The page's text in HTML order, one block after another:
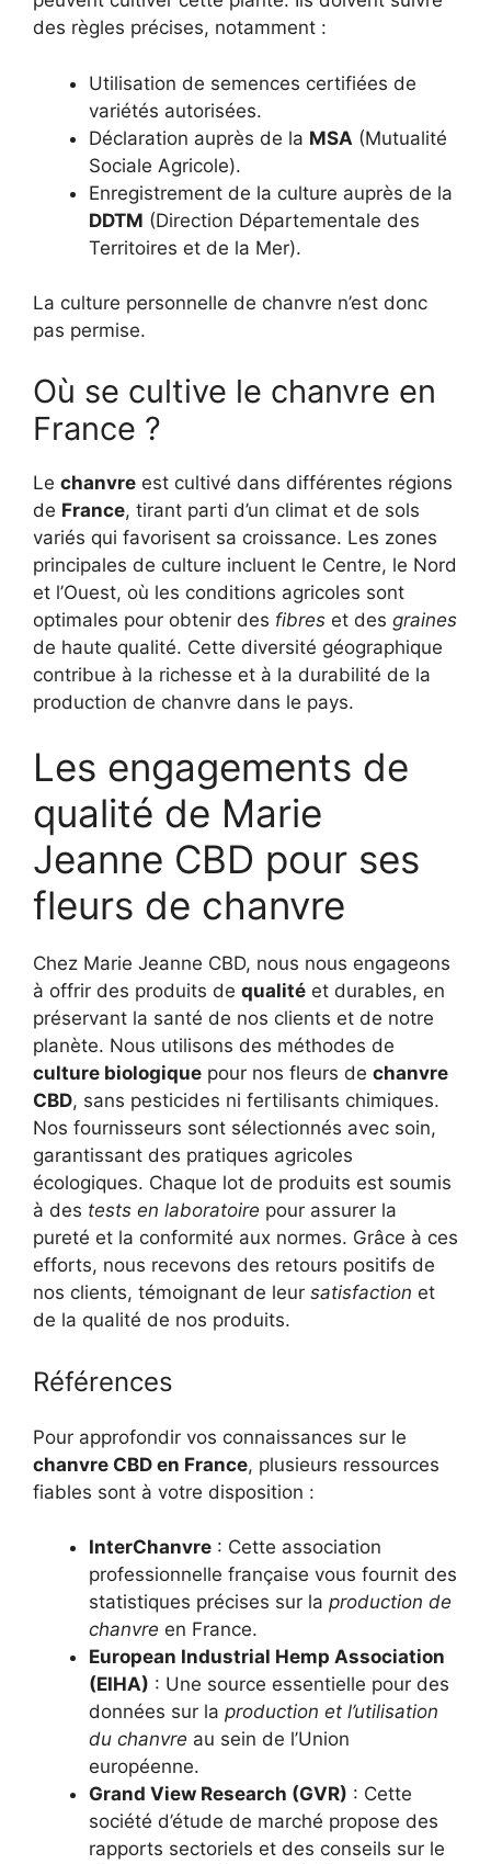
des règles précises, notamment :
Utilisation de semences certifiées de
variétés autorisées.
Déclaration auprès de la MSA (Mutualité
Sociale Agricole).
Enregistrement de la culture auprès de la
DDTM (Direction Départementale des
Territoires et de la Mer).
La culture personnelle de chanvre n’est donc
pas permise.
Où se cultive le chanvre en
France ?
Le chanvre est cultivé dans différentes régions
de France, tirant parti d’un climat et de sols
variés qui favorisent sa croissance. Les zones
principales de culture incluent le Centre, le Nord
et l’Ouest, où les conditions agricoles sont
optimales pour obtenir des fibres et des graines
de haute qualité. Cette diversité géographique
contribue à la richesse et à la durabilité de la
production de chanvre dans le pays.
Les engagements de
qualité de Marie
Jeanne CBD pour ses
fleurs de chanvre
Chez Marie Jeanne CBD, nous nous engageons
à offrir des produits de qualité et durables, en
préservant la santé de nos clients et de notre
planète. Nous utilisons des méthodes de
culture biologique pour nos fleurs de chanvre
CBD, sans pesticides ni fertilisants chimiques.
Nos fournisseurs sont sélectionnés avec soin,
garantissant des pratiques agricoles
écologiques. Chaque lot de produits est soumis
à des tests en laboratoire pour assurer la
pureté et la conformité aux normes. Grâce à ces
efforts, nous recevons des retours positifs de
nos clients, témoignant de leur satisfaction et
de la qualité de nos produits.
Références
Pour approfondir vos connaissances sur le
chanvre CBD en France, plusieurs ressources
fiables sont à votre disposition :
InterChanvre : Cette association
professionnelle française vous fournit des
statistiques précises sur la production de
chanvre en France.
European Industrial Hemp Association
(EIHA) : Une source essentielle pour des
données sur la production et l’utilisation
du chanvre au sein de l’Union
européenne.
Grand View Research (GVR) : Cette
société d’étude de marché propose des
rapports sectoriels et des conseils sur le